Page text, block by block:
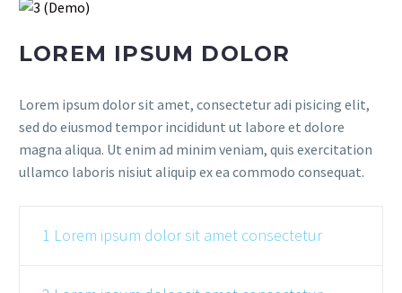
LOREM IPSUM DOLOR
Lorem ipsum dolor sit amet, consectetur adi pisicing elit,
sed do eiusmod tempor incididunt ut labore et dolore
magna aliqua. Ut enim ad minim veniam, quis exercitation
ullamco laboris nisiut aliquip ex ea commodo consequat.
1 Lorem ipsum dolor sit amet consectetur